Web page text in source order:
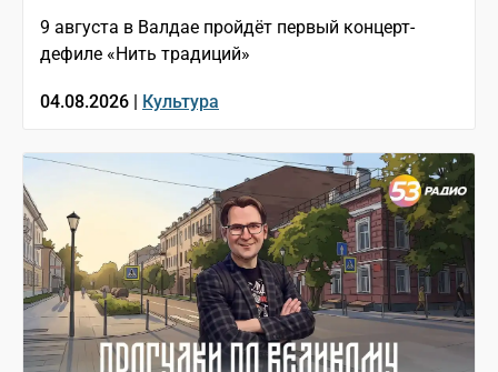
9 августа в Валдае пройдёт первый концерт-
дефиле «Нить традиций»
04.08.2026 | Культура